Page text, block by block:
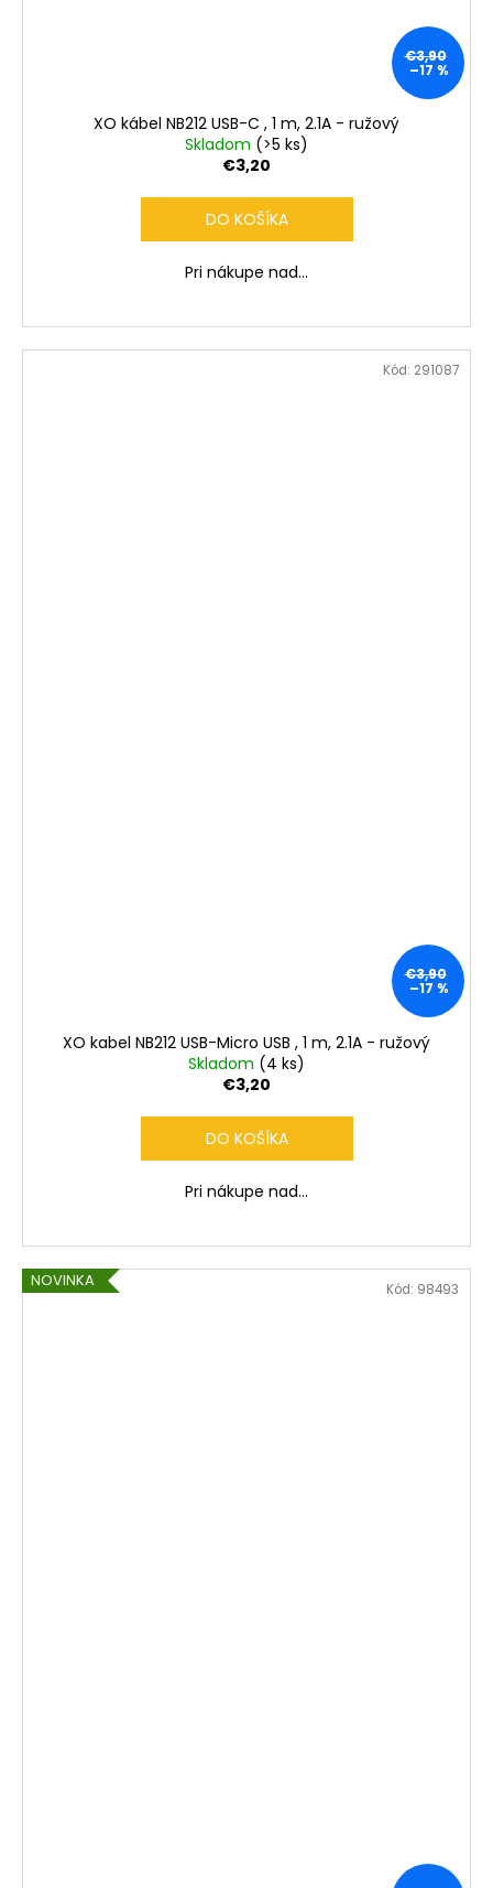
€3,90
–17 %
XO kábel NB212 USB-C , 1 m, 2.1A - ružový
Skladom (>5 ks)
€3,20
DO KOŠÍKA
Pri nákupe nad...
€3,90
–17 %
XO kabel NB212 USB-Micro USB , 1 m, 2.1A - ružový
Skladom (4 ks)
€3,20
DO KOŠÍKA
Pri nákupe nad...
Kód: 291087
NOVINKA Kód: 98493